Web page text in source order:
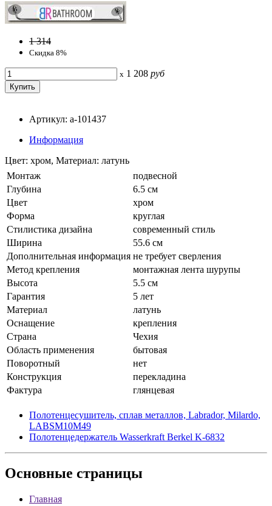
1 314
Скидка 8%
x 1 208 руб
Артикул: a-101437
Информация
Цвет: хром, Материал: латунь
Монтаж
подвесной
Глубина
6.5 см
Цвет
хром
Форма
круглая
Стилистика дизайна
современный стиль
Ширина
55.6 см
Дополнительная информация не требует сверления
Метод крепления
монтажная лента шурупы
Высота
5.5 см
Гарантия
5 лет
Материал
латунь
Оснащение
крепления
Страна
Чехия
Область применения
бытовая
Поворотный
нет
Конструкция
перекладина
Фактура
глянцевая
Полотенцесушитель, сплав металлов, Labrador, Milardo,
LABSM10M49
Полотенцедержатель Wasserkraft Berkel K-6832
Основные страницы
Главная